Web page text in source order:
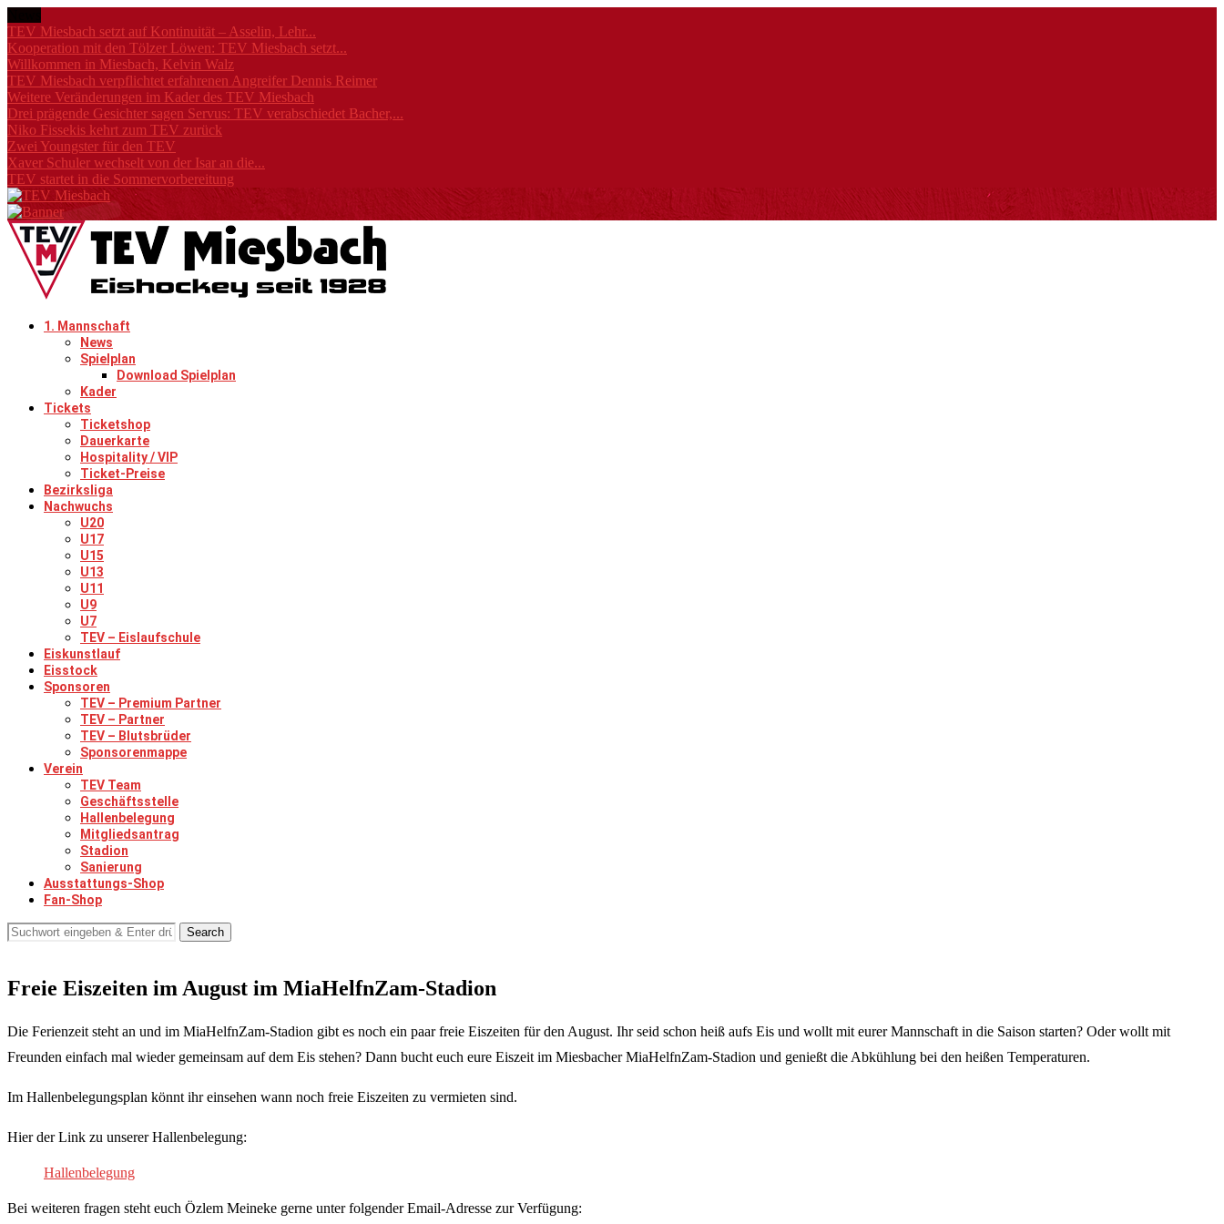
TEV Miesbach setzt auf Kontinuität – Asselin, Lehr...
Kooperation mit den Tölzer Löwen: TEV Miesbach setzt...
Willkommen in Miesbach, Kelvin Walz
TEV Miesbach verpflichtet erfahrenen Angreifer Dennis Reimer
Weitere Veränderungen im Kader des TEV Miesbach
Drei prägende Gesichter sagen Servus: TEV verabschiedet Bacher,...
Niko Fissekis kehrt zum TEV zurück
Zwei Youngster für den TEV
Xaver Schuler wechselt von der Isar an die...
TEV startet in die Sommervorbereitung
1. Mannschaft
News
Spielplan
Download Spielplan
Kader
Tickets
Ticketshop
Dauerkarte
Hospitality / VIP
Ticket-Preise
Bezirksliga
Nachwuchs
U20
U17
U15
U13
U11
U9
U7
TEV – Eislaufschule
Eiskunstlauf
Eisstock
Sponsoren
TEV – Premium Partner
TEV – Partner
TEV – Blutsbrüder
Sponsorenmappe
Verein
TEV Team
Geschäftsstelle
Hallenbelegung
Mitgliedsantrag
Stadion
Sanierung
Ausstattungs-Shop
Fan-Shop
Search
Freie Eiszeiten im August im MiaHelfnZam-Stadion
Die Ferienzeit steht an und im MiaHelfnZam-Stadion gibt es noch ein paar freie Eiszeiten für den August. Ihr seid schon heiß aufs Eis und wollt mit eurer Mannschaft in die Saison starten? Oder wollt mit
Freunden einfach mal wieder gemeinsam auf dem Eis stehen? Dann bucht euch eure Eiszeit im Miesbacher MiaHelfnZam-Stadion und genießt die Abkühlung bei den heißen Temperaturen.
Im Hallenbelegungsplan könnt ihr einsehen wann noch freie Eiszeiten zu vermieten sind.
Hier der Link zu unserer Hallenbelegung:
Hallenbelegung
Bei weiteren fragen steht euch Özlem Meineke gerne unter folgender Email-Adresse zur Verfügung: